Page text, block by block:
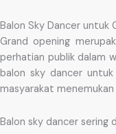
Balon Sky Dancer untuk
Grand opening
perhatian publik dalam
balon sky dancer
masyarakat
Balon sky dancer sering